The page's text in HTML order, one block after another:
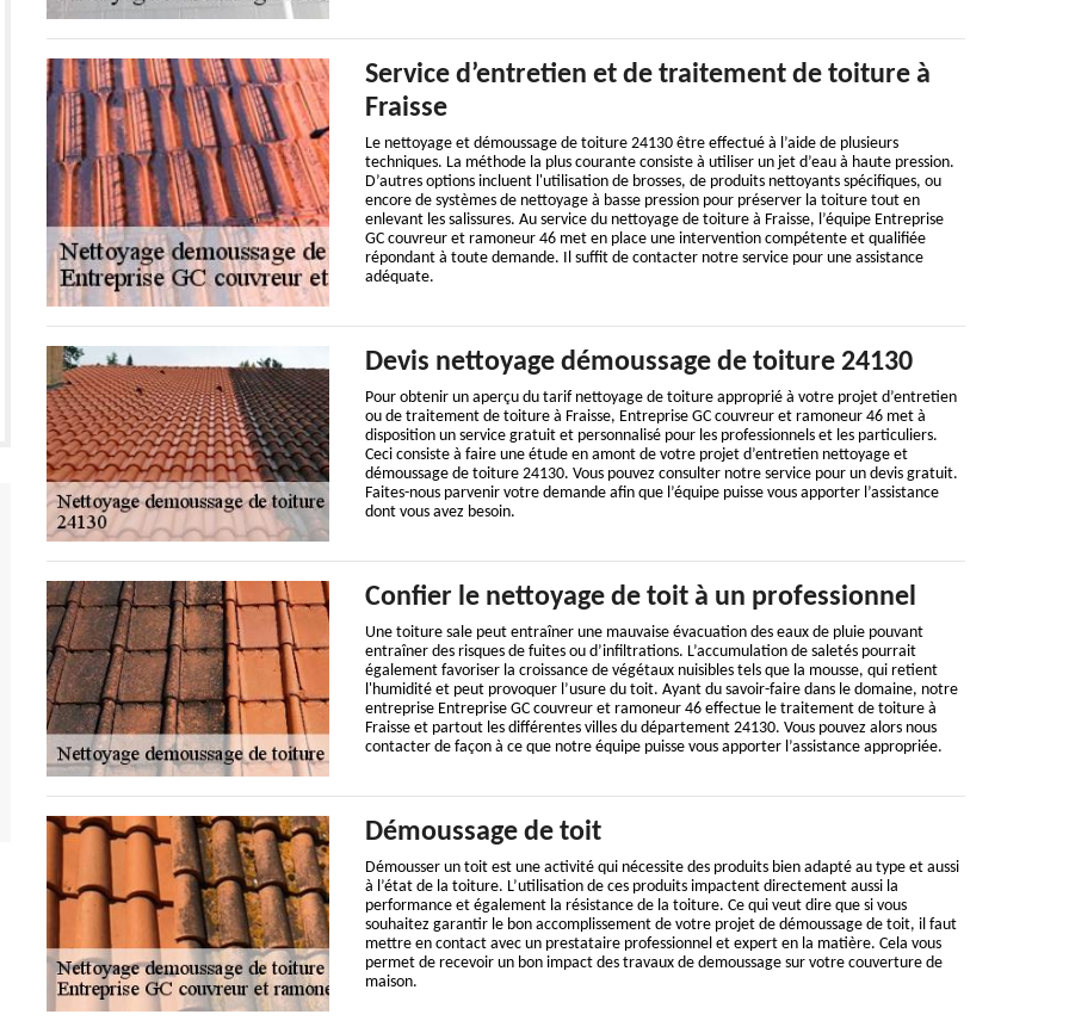
Service d’entretien et de traitement de toiture à
Fraisse
Le nettoyage et démoussage de toiture 24130 être effectué à l’aide de plusieurs
techniques. La méthode la plus courante consiste à utiliser un jet d’eau à haute pression.
D’autres options incluent l'utilisation de brosses, de produits nettoyants spécifiques, ou
encore de systèmes de nettoyage à basse pression pour préserver la toiture tout en
enlevant les salissures. Au service du nettoyage de toiture à Fraisse, l’équipe Entreprise
GC couvreur et ramoneur 46 met en place une intervention compétente et qualifiée
répondant à toute demande. Il suffit de contacter notre service pour une assistance
adéquate.
Devis nettoyage démoussage de toiture 24130
Pour obtenir un aperçu du tarif nettoyage de toiture approprié à votre projet d’entretien
ou de traitement de toiture à Fraisse, Entreprise GC couvreur et ramoneur 46 met à
disposition un service gratuit et personnalisé pour les professionnels et les particuliers.
Ceci consiste à faire une étude en amont de votre projet d’entretien nettoyage et
démoussage de toiture 24130. Vous pouvez consulter notre service pour un devis gratuit.
Faites-nous parvenir votre demande afin que l’équipe puisse vous apporter l’assistance
dont vous avez besoin.
Confier le nettoyage de toit à un professionnel
Une toiture sale peut entraîner une mauvaise évacuation des eaux de pluie pouvant
entraîner des risques de fuites ou d’infiltrations. L’accumulation de saletés pourrait
également favoriser la croissance de végétaux nuisibles tels que la mousse, qui retient
l'humidité et peut provoquer l’usure du toit. Ayant du savoir-faire dans le domaine, notre
entreprise Entreprise GC couvreur et ramoneur 46 effectue le traitement de toiture à
Fraisse et partout les différentes villes du département 24130. Vous pouvez alors nous
contacter de façon à ce que notre équipe puisse vous apporter l’assistance appropriée.
Démoussage de toit
Démousser un toit est une activité qui nécessite des produits bien adapté au type et aussi
à l’état de la toiture. L’utilisation de ces produits impactent directement aussi la
performance et également la résistance de la toiture. Ce qui veut dire que si vous
souhaitez garantir le bon accomplissement de votre projet de démoussage de toit, il faut
mettre en contact avec un prestataire professionnel et expert en la matière. Cela vous
permet de recevoir un bon impact des travaux de demoussage sur votre couverture de
maison.